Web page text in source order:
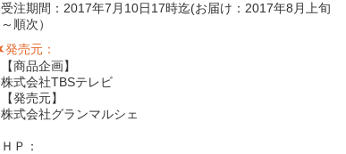
受注期間：2017年7月10日17時迄(お届け：2017年8月上旬
～順次）
発売元：
【商品企画】
株式会社TBSテレビ
【発売元】
株式会社グランマルシェ
ＨＰ：